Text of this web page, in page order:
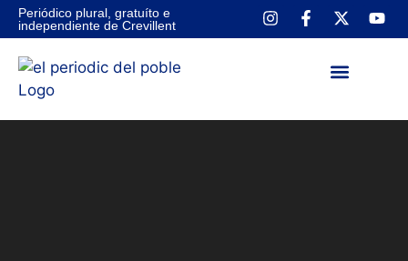
Periódico plural, gratuíto e
independiente de Crevillent